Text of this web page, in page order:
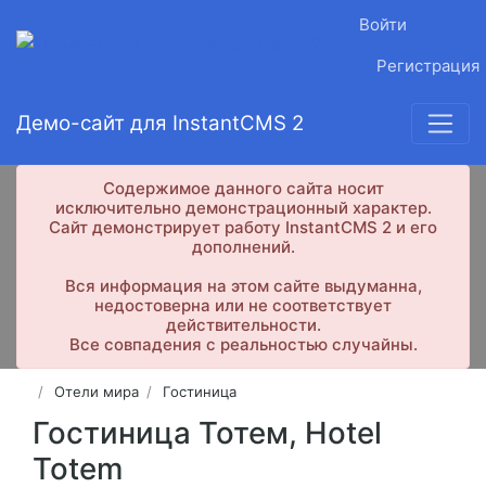
Войти
Регистрация
Демо-сайт для InstantCMS 2
Содержимое данного сайта носит
исключительно демонстрационный характер.
Сайт демонстрирует работу InstantCMS 2 и его
дополнений.
Вся информация на этом сайте выдуманна,
недостоверна или не соответствует
действительности.
Все совпадения с реальностью случайны.
Отели мира Гостиница
Гостиница Тотем, Hotel
Totem